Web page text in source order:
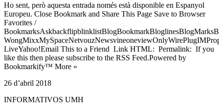
Ho sent, però aquesta entrada només està disponible en Espanyol
Europeu. Close Bookmark and Share This Page Save to Browser
Favorites /
LiveYahoo!Email This to a Friend Link HTML: Permalink: If you
like this then please subscribe to the RSS Feed.Powered by
Bookmarkify™ More »
26 d’abril 2018
INFORMATIVOS UMH